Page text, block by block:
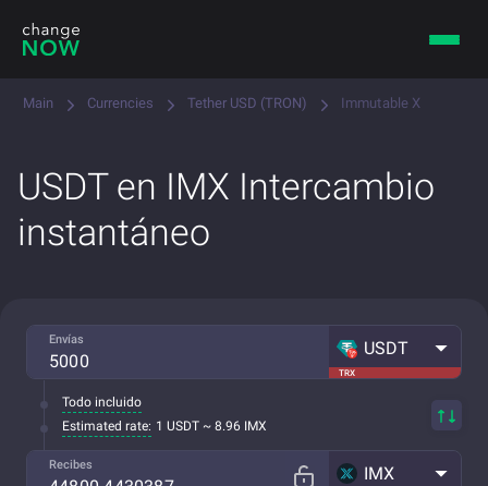
Main Currencies Tether USD (TRON) Immutable X
USDT en IMX Intercambio
instantáneo
Envías
TRX
USDT
Todo incluido
Estimated rate: 1 USDT ~ 8.96 IMX
Recibes IMX